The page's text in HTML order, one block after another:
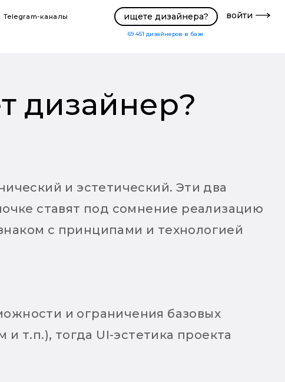
Telegram-каналы ищете дизайнера?
69 451 дизайнеров в базе
войти
дизайнер?
и эстетический. Эти два
ставят под сомнение реализацию
с принципами и технологией
и ограничения базовых
т.п.), тогда UI-эстетика проекта